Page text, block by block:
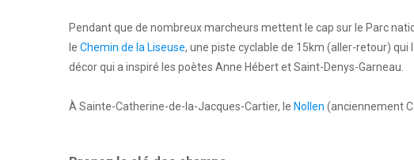
Pendant que de nombreux marcheurs mettent le cap sur le Parc
le Chemin de la Liseuse, une piste cyclable de 15km (aller-retour) qui
décor qui a inspiré les poètes Anne Hébert et Saint-Denys-Garneau.
À Sainte-Catherine-de-la-Jacques-Cartier, le Nollen (anciennement